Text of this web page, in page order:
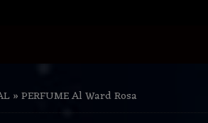
»PERFUME Al Ward Rosa